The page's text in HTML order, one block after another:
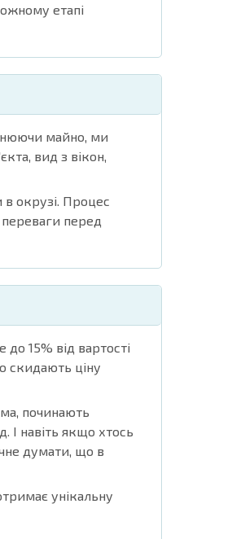
етапі
майно, ми
вид з вікон,
в окрузі. Процес
перед
15% від вартості
скидають ціну
починають
І навіть якщо хтось
думати, що в
унікальну